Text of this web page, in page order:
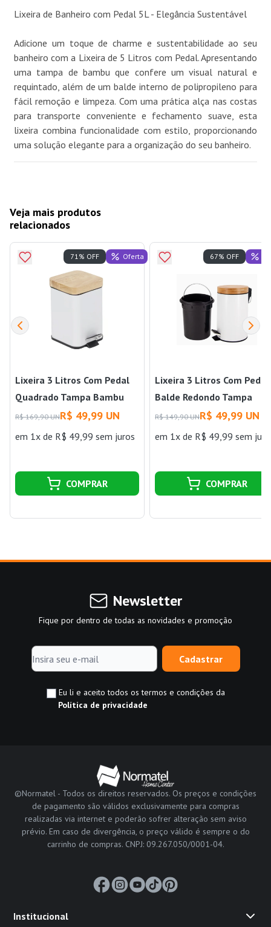
Lixeira de Banheiro com Pedal 5L - Elegância Sustentável
Adicione um toque de charme e sustentabilidade ao seu
banheiro com a Lixeira de 5 Litros com Pedal. Apresentando
uma tampa de bambu que confere um visual natural e
requintado, além de um balde interno de polipropileno para
fácil remoção e limpeza. Com uma prática alça nas costas
para transporte conveniente e fechamento suave, esta
lixeira combina funcionalidade com estilo, proporcionando
uma solução elegante para a organização do seu banheiro.
Veja mais produtos
relacionados
Lixeira 3 Litros Com Pedal
Quadrado Tampa Bambu
Branco Casa Ok
R$ 169,90 UNR$ 49,99 UN
em 1x de R$ 49,99 sem juros
71% OFF Oferta
COMPRAR
Lixeira 3 Litros Com
Balde Redondo Tampa
Bambu Casa Ok
R$ 149,90 UNR$ 49,99 UN
em 1x de R$ 49,99 sem
67% OFF
COMPRAR
Newsletter
Fique por dentro de todas as novidades e promoção
Cadastrar
Eu li e aceito todos os termos e condições da
Política de privacidade
©Normatel - Todos os direitos reservados. Os preços e condições
de pagamento são válidos exclusivamente para compras
realizadas via internet e poderão sofrer alteração sem aviso
prévio. Em caso de divergência, o preço válido é sempre o do
carrinho de compras. CNPJ: 09.267.050/0001-04.
Institucional